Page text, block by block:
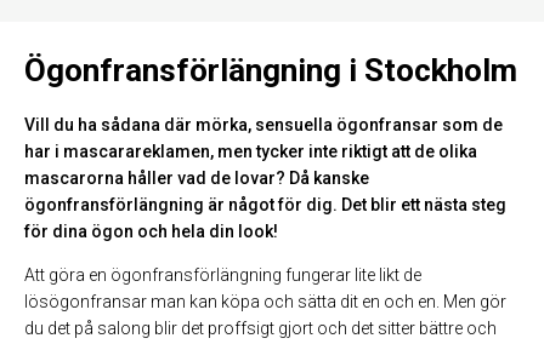
Ögonfransförlängning i Stockholm
Vill du ha sådana där mörka, sensuella ögonfransar som de
har i mascarareklamen, men tycker inte riktigt att de olika
mascarorna håller vad de lovar? Då kanske
ögonfransförlängning är något för dig. Det blir ett nästa steg
för dina ögon och hela din look!
Att göra en ögonfransförlängning fungerar lite likt de
lösögonfransar man kan köpa och sätta dit en och en. Men gör
du det på salong blir det proffsigt gjort och det sitter bättre och